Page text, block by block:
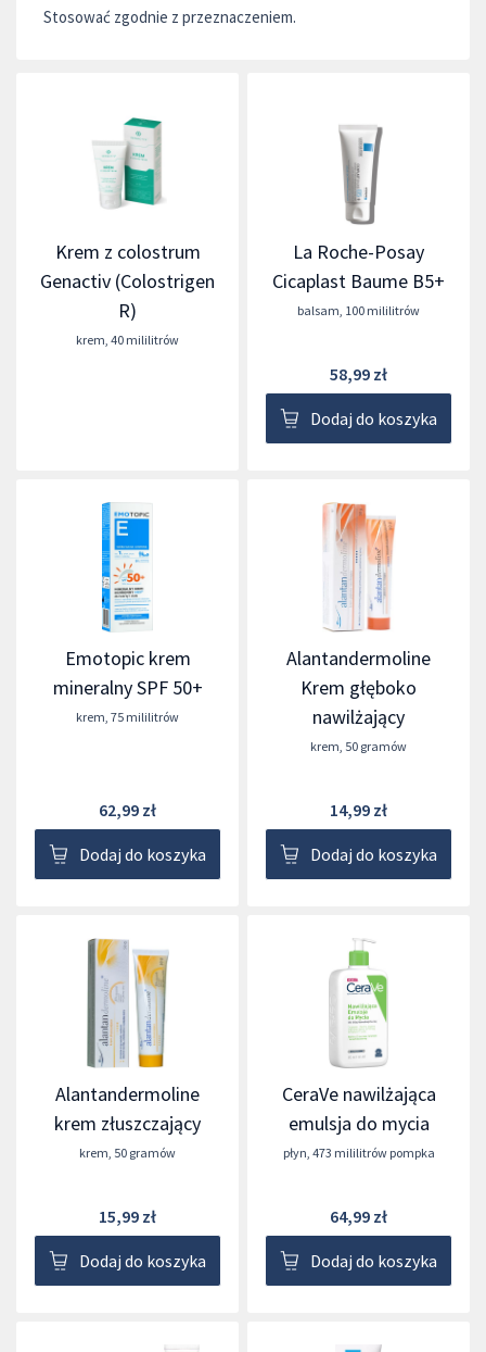
Stosować zgodnie z przeznaczeniem.
Krem z colostrum
Genactiv (Colostrigen
R)
krem, 40 mililitrów
La Roche-Posay
Cicaplast Baume B5+
balsam, 100 mililitrów
58,99 zł
Dodaj do koszyka
Emotopic krem
mineralny SPF 50+
krem, 75 mililitrów
62,99 zł
Dodaj do koszyka
Alantandermoline
Krem głęboko
nawilżający
krem, 50 gramów
14,99 zł
Dodaj do koszyka
Alantandermoline
krem złuszczający
krem, 50 gramów
15,99 zł
Dodaj do koszyka
CeraVe nawilżająca
emulsja do mycia
płyn, 473 mililitrów pompka
64,99 zł
Dodaj do koszyka